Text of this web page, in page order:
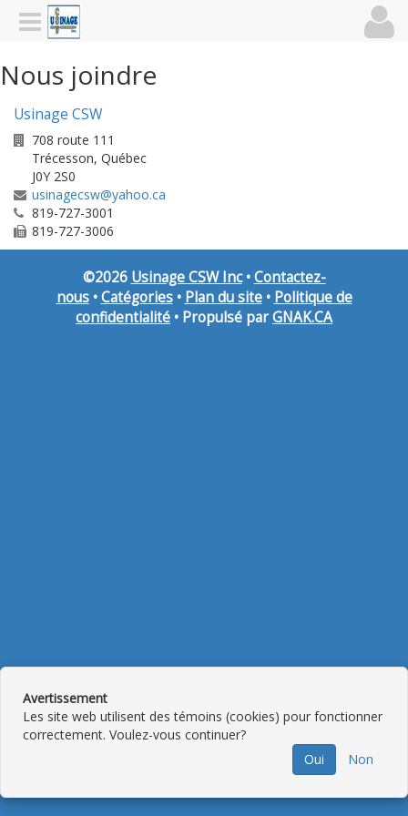
Nous joindre
Usinage CSW
708 route 111
Trécesson, Québec
J0Y 2S0
usinagecsw@yahoo.ca
819-727-3001
819-727-3006
©2026 Usinage CSW Inc•Contactez-
nous•Catégories• Plan du site• Politique de
confidentialité • Propulsé parGNAK.CA
Avertissement
Les site web utilisent des témoins (cookies) pour fonctionner
correctement. Voulez-vous continuer?
Oui
Non